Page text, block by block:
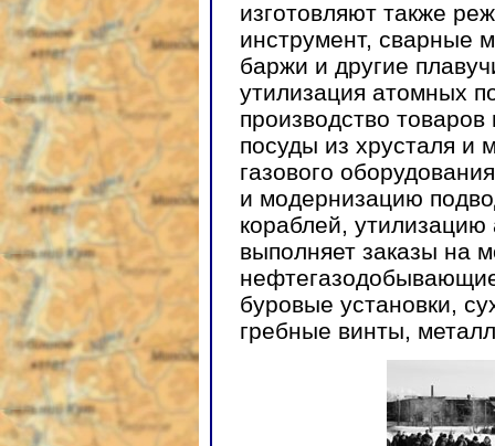
изготовляют также
инструмент, сварные
баржи и другие
утилизация атомных
производство
посуды из хрусталя и
газового
и модернизацию
кораблей,
выполняет заказы на
буровые установки,
гребные винты,